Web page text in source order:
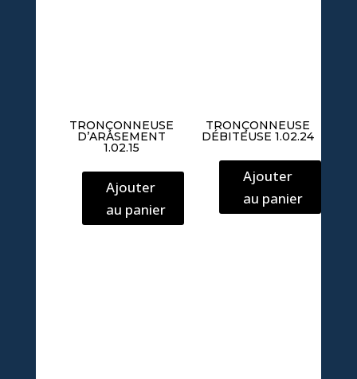
TRONÇONNEUSE
D’ARASEMENT
1.02.15
Ajouter
au panier
TRONÇONNEUSE
DÉBITEUSE 1.02.24
Ajouter
au panier